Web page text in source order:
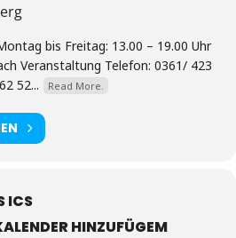
bis Freitag: 13.00 – 19.00 Uhr
Veranstaltung Telefon: 0361/ 423
52...
Read More.
ICS
HINZUFÜGEM